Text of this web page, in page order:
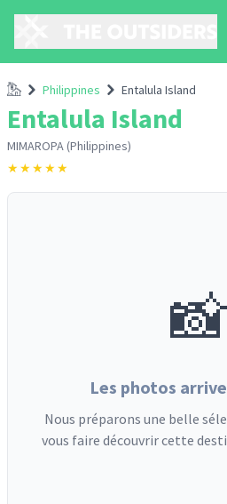
AccueilPhilippines Entalula Island
Entalula Island
MIMAROPA (Philippines)
★★★★★
📸
Les photos
Nous préparons une belle
vous faire découvrir cette